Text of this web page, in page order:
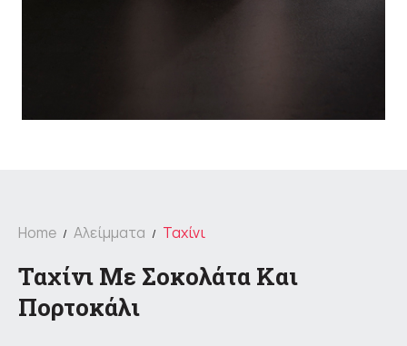
Home Αλείμματα Ταχίνι
Ταχίνι Με Σοκολάτα Και
Πορτοκάλι